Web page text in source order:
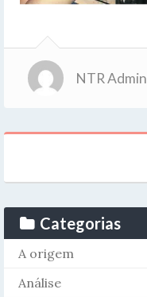
NTR Admin
Categorias
A origem
Análise